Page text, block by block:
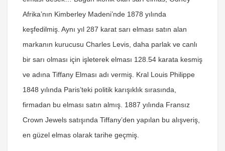
Afrika’nın Kimberley Madeni’nde 1878 yılında
keşfedilmiş. Aynı yıl 287 karat sarı elması satın alan
markanın kurucusu Charles Levis, daha parlak ve canlı
bir sarı olması için işleterek elması 128.54 karata kesmiş
ve adına Tiffany Elması adı vermiş. Kral Louis Philippe
1848 yılında Paris’teki politik karışıklık sırasında,
firmadan bu elması satın almış. 1887 yılında Fransız
Crown Jewels satışında Tiffany’den yapılan bu alışveriş,
en güzel elmas olarak tarihe geçmiş.